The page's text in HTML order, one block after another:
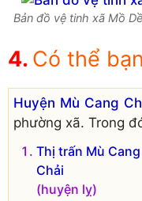
Bản đồ vệ tinh xã Mồ
Có thể
Huyện Mù Cang
phường xã. Trong
Thị trấn Mù Cang
Chải
(huyện lỵ)